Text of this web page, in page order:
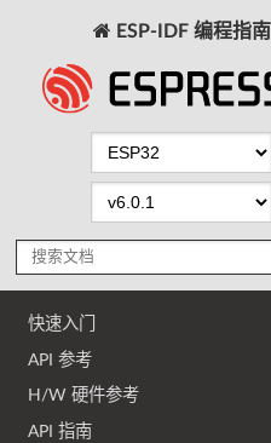
ESP-IDF 编程指南
快速入门
API 参考
H/W 硬件参考
API 指南